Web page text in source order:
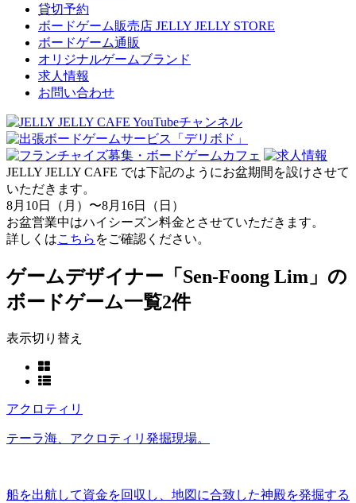
貸切予約
ボードゲーム販売店 JELLY JELLY STORE
ボードゲーム通販
オリジナルゲームブランド
求人情報
お問い合わせ
JELLY JELLY CAFE では下記のようにお盆期間を設けさせて
いただきます。
8月10日（月）〜8月16日（日）
お盆営業中はハイシーズン料金とさせていただきます。
詳しくはこちら をご確認ください。
ゲームデザイナー「Sen-Foong Lim」の
ボードゲーム一覧2件
表示切り替え
アクロティリ
テーラ海、アクロティリ発掘現場。
船を出航して資金を回収し、地図に合致した神殿を発掘する